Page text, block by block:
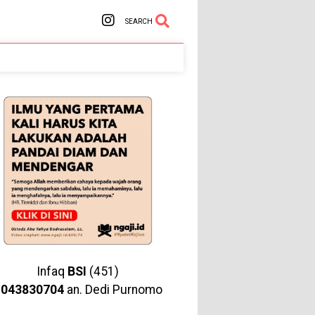
SEARCH
Infaq BSI (451)
an. Dedi Purnomo